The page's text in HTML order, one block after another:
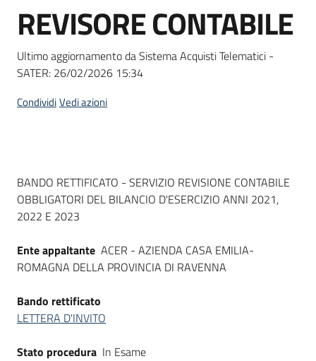
Bandi
strumenti
di
acquisto
Piattaforme
telematiche
site
Salta al contenuto
REVISORE CONTABILE
Ultimo aggiornamento da Sistema Acquisti Telematici -
SATER: 26/02/2026 15:34
CondividiVedi azioni
Dati del bando
BANDO RETTIFICATO - SERVIZIO REVISIONE CONTABILE
OBBLIGATORI DEL BILANCIO D'ESERCIZIO ANNI 2021,
2022 E 2023
Ente appaltante ACER - AZIENDA CASA EMILIA-
ROMAGNA DELLA PROVINCIA DI RAVENNA
Bando rettificato
LETTERA D'INVITO
Stato procedura In Esame